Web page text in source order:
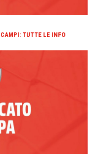
TUTTE LE INFO